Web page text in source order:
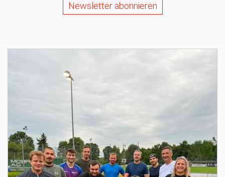
Newsletter abonnieren